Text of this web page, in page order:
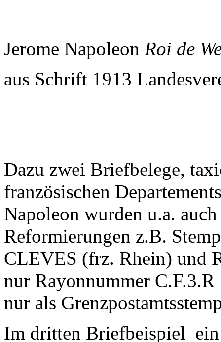
Jerome Napoleon Roi de
aus Schrift 1913
Dazu zwei Briefbelege,
französischen
Napoleon wurden u.a.
Reformierungen z.B.
CLEVES (frz. Rhein) und
nur Rayonnummer
nur als
Im dritten Briefbeispiel